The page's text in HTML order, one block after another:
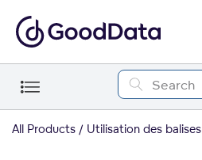
All Products Utilisation des balises